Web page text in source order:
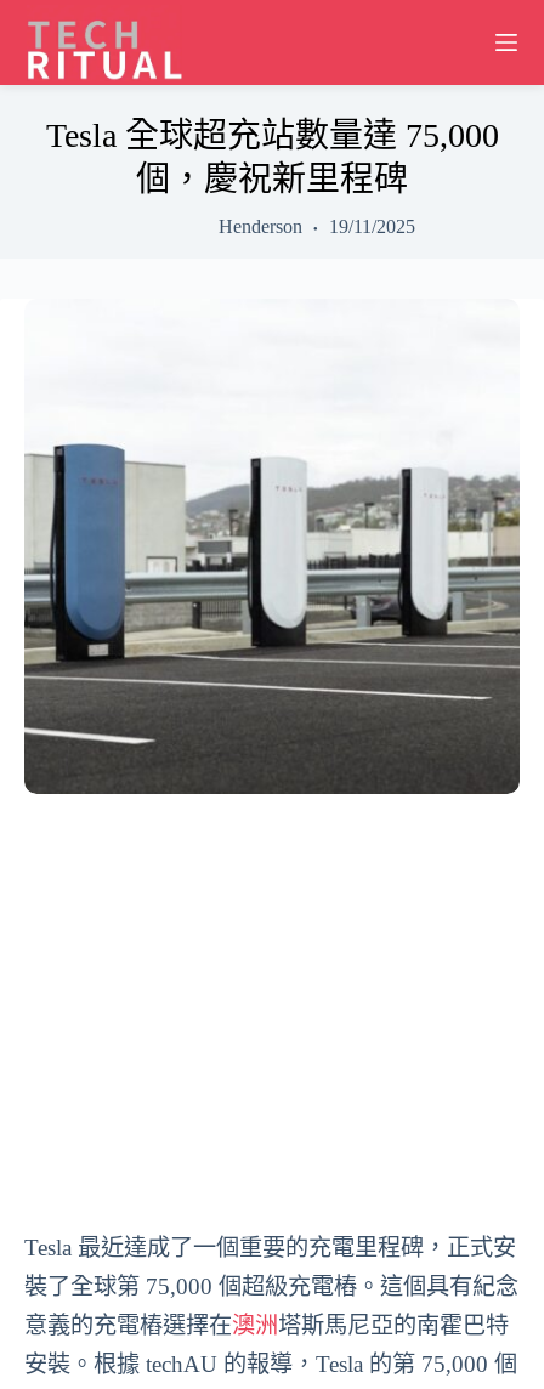
content
Tesla 全球超充站數量達 75,000
個，慶祝新里程碑
Henderson 19/11/2025
Tesla 最近達成了一個重要的充電里程碑，正式安
裝了全球第 75,000 個超級充電樁。這個具有紀念
意義的充電樁選擇在澳洲塔斯馬尼亞的南霍巴特
安裝。根據 techAU 的報導，Tesla 的第 75,000 個